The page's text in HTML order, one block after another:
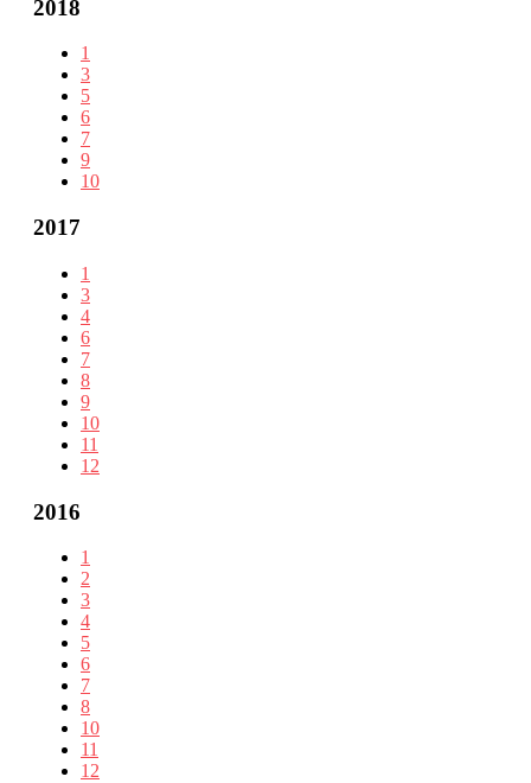
2018
1
3
5
6
7
9
10
2017
1
3
4
6
7
8
9
10
11
12
2016
1
2
3
4
5
6
7
8
10
11
12